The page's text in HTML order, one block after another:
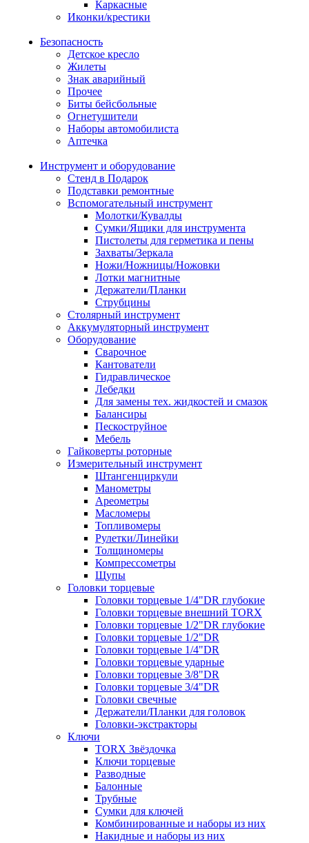
Каркасные
Иконки/крестики
Безопасность
Детское кресло
Жилеты
Знак аварийный
Прочее
Биты бейсбольные
Огнетушители
Наборы автомобилиста
Аптечка
Инструмент и оборудование
Стенд в Подарок
Подставки ремонтные
Вспомогательный инструмент
Молотки/Кувалды
Сумки/Ящики для инструмента
Пистолеты для герметика и пены
Захваты/Зеркала
Ножи/Ножницы/Ножовки
Лотки магнитные
Держатели/Планки
Струбцины
Столярный инструмент
Аккумуляторный инструмент
Оборудование
Сварочное
Кантователи
Гидравлическое
Лебедки
Для замены тех. жидкостей и смазок
Балансиры
Пескоструйное
Мебель
Гайковерты роторные
Измерительный инструмент
Штангенциркули
Манометры
Ареометры
Масломеры
Топливомеры
Рулетки/Линейки
Толщиномеры
Компрессометры
Щупы
Головки торцевые
Головки торцевые 1/4"DR глубокие
Головки торцевые внешний TORX
Головки торцевые 1/2"DR глубокие
Головки торцевые 1/2"DR
Головки торцевые 1/4"DR
Головки торцевые ударные
Головки торцевые 3/8"DR
Головки торцевые 3/4"DR
Головки свечные
Держатели/Планки для головок
Головки-экстракторы
Ключи
TORX Звёздочка
Ключи торцевые
Разводные
Балонные
Трубные
Сумки для ключей
Комбинированные и наборы из них
Накидные и наборы из них